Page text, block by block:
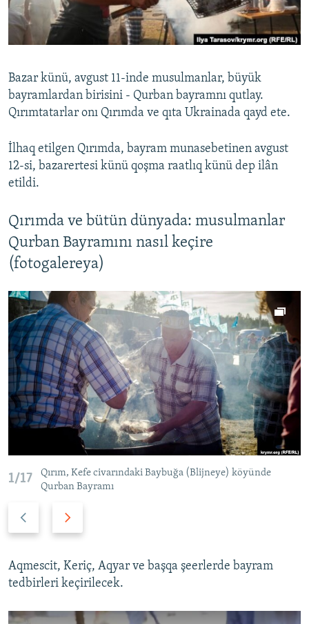
Русский
Українською
QOŞULIÑIZ!
RFE/RS bütün saytları
Bazar künü, avgust 11-inde musulmanlar, büyük
bayramlardan birisini - Qurban bayramnı qutlay.
Qırımtatarlar onı Qırımda ve qıta Ukrainada qayd ete.
İlhaq etilgen Qırımda, bayram munasebetinen avgust
12-si, bazarertesi künü qoşma raatlıq künü dep ilân
etildi.
Qırımda ve bütün dünyada: musulmanlar
Qurban Bayramını nasıl keçire
(fotogalereya)
1/17
Qırım, Kefe civarındaki Baybuğa (Blijneye) köyünde
Qurban Bayramı
v
i
u
t
s
i
Aqmescit, Keriç, Aqyar ve başqa şeerlerde bayram
tedbirleri keçirilecek.